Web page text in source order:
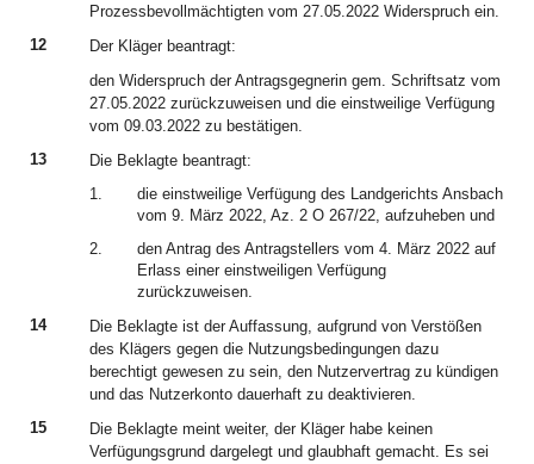
Prozessbevollmächtigten vom 27.05.2022 Widerspruch ein.
12
Der Kläger beantragt:
den Widerspruch der Antragsgegnerin gem. Schriftsatz vom
27.05.2022 zurückzuweisen und die einstweilige Verfügung
vom 09.03.2022 zu bestätigen.
13
Die Beklagte beantragt:
1.
die einstweilige Verfügung des Landgerichts Ansbach
vom 9. März 2022, Az. 2 O 267/22, aufzuheben und
2.
den Antrag des Antragstellers vom 4. März 2022 auf
Erlass einer einstweiligen Verfügung
zurückzuweisen.
14
Die Beklagte ist der Auffassung, aufgrund von Verstößen
des Klägers gegen die Nutzungsbedingungen dazu
berechtigt gewesen zu sein, den Nutzervertrag zu kündigen
und das Nutzerkonto dauerhaft zu deaktivieren.
15
Die Beklagte meint weiter, der Kläger habe keinen
Verfügungsgrund dargelegt und glaubhaft gemacht. Es sei